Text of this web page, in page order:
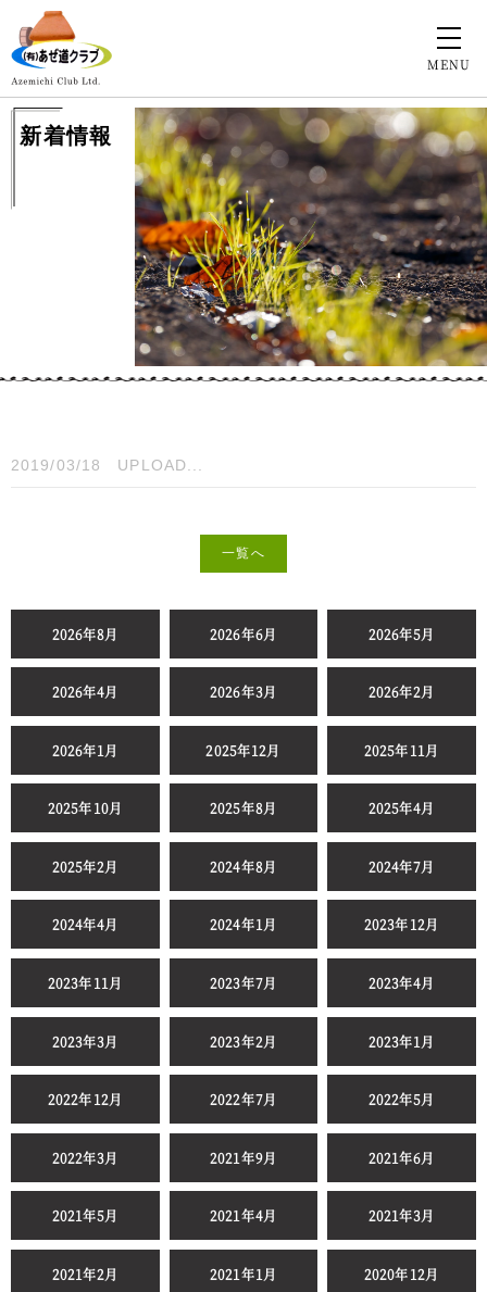
MENU
新着情報
2019/03/18 UPLOAD...
一覧へ
2026年8月 2026年6月 2026年5月
2026年4月 2026年3月 2026年2月
2026年1月 2025年12月 2025年11月
2025年10月 2025年8月 2025年4月
2025年2月 2024年8月 2024年7月
2024年4月 2024年1月 2023年12月
2023年11月 2023年7月 2023年4月
2023年3月 2023年2月 2023年1月
2022年12月 2022年7月 2022年5月
2022年3月 2021年9月 2021年6月
2021年5月 2021年4月 2021年3月
2021年2月 2021年1月 2020年12月